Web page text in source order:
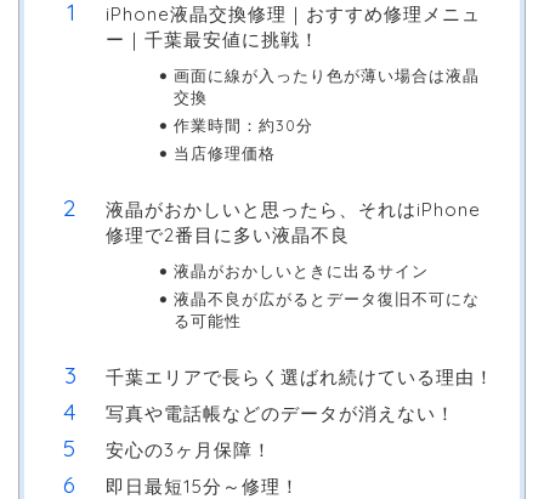
iPhone液晶交換修理｜おすすめ修理メニュ
ー｜千葉最安値に挑戦！
画面に線が入ったり色が薄い場合は液晶
交換
作業時間：約30分
当店修理価格
液晶がおかしいと思ったら、それはiPhone
修理で2番目に多い液晶不良
液晶がおかしいときに出るサイン
液晶不良が広がるとデータ復旧不可にな
る可能性
千葉エリアで長らく選ばれ続けている理由！
写真や電話帳などのデータが消えない！
安心の3ヶ月保障！
即日最短15分～修理！